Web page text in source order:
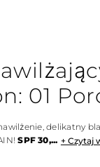
01
delikatny
SPF 30,... + Czytaj